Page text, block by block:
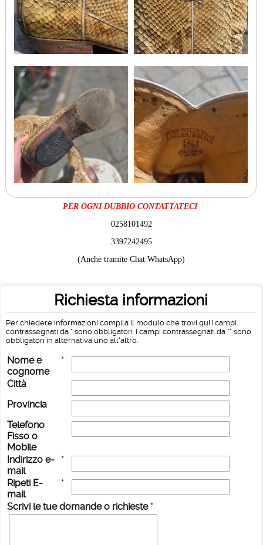
PER OGNI DUBBIO CONTATTATECI
0258101492
3397242495
(Anche tramite Chat WhatsApp)
Richiesta informazioni
Per chiedere informazioni compila il modulo che trovi qui.I campi
contrassegnati da * sono obbligatori. I campi contrassegnati da ** sono
obbligatori in alternativa uno all'altro.
Nome e
cognome
*
Città
Provincia
Telefono
Fisso o
Mobile
Indirizzo e-
mail
*
Ripeti E-
mail
*
Scrivi le tue domande o richieste *